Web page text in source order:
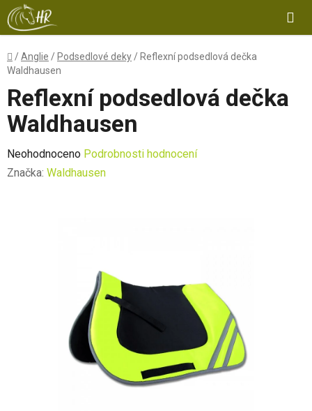
Přejít
na
obsah
Domů
/Anglie / Podsedlové deky / Reflexní podsedlová dečka
Waldhausen
Reflexní podsedlová dečka
Waldhausen
Průměrné
hodnocení
Neohodnoceno Podrobnosti hodnocení
Značka: Waldhausen